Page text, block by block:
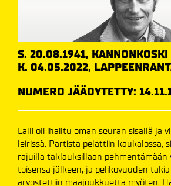
S. 20.08.1941, KANNONKOSKI
K. 04.05.2022,
NUMERO JÄÄDYTETTY:
Lalli oli ihailtu oman seuran sisällä ja
leirissä. Partista pelättiin kaukalossa,
rajuilla taklauksillaan pehmentämään
toisensa jälkeen, ja pelikovuuden
arvostettiin maajoukkuetta myöten.